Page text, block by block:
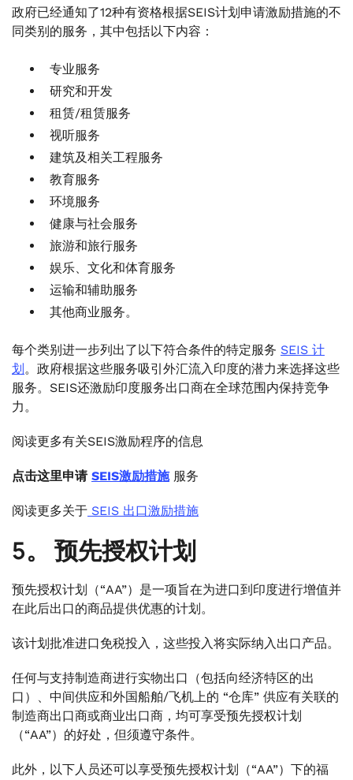
政府已经通知了12种有资格根据SEIS计划申请激励措施的不
同类别的服务，其中包括以下内容：
专业服务
研究和开发
租赁/租赁服务
视听服务
建筑及相关工程服务
教育服务
环境服务
健康与社会服务
旅游和旅行服务
娱乐、文化和体育服务
运输和辅助服务
其他商业服务。
每个类别进一步列出了以下符合条件的特定服务 SEIS 计
划。政府根据这些服务吸引外汇流入印度的潜力来选择这些
服务。SEIS还激励印度服务出口商在全球范围内保持竞争
力。
阅读更多有关SEIS激励程序的信息
点击这里申请 SEIS激励措施服务
阅读更多关于 SEIS 出口激励措施
5。 预先授权计划
预先授权计划（“AA”）是一项旨在为进口到印度进行增值并
在此后出口的商品提供优惠的计划。
该计划批准进口免税投入，这些投入将实际纳入出口产品。
任何与支持制造商进行实物出口（包括向经济特区的出
口）、中间供应和外国船舶/飞机上的 “仓库” 供应有关联的
制造商出口商或商业出口商，均可享受预先授权计划
（“AA”）的好处，但须遵守条件。
此外，以下人员还可以享受预先授权计划（“AA”）下的福